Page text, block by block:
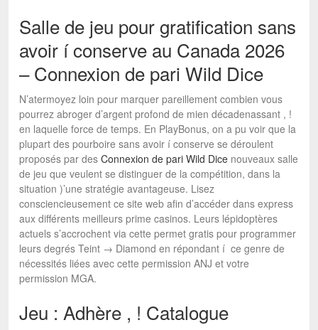
Salle de jeu pour gratification sans
avoir í conserve au Canada 2026
– Connexion de pari Wild Dice
N’atermoyez loin pour marquer pareillement combien vous
pourrez abroger d’argent profond de mien décadenassant , !
en laquelle force de temps. En PlayBonus, on a pu voir que la
plupart des pourboire sans avoir í conserve se déroulent
proposés par des Connexion de pari Wild Dice nouveaux salle
de jeu que veulent se distinguer de la compétition, dans la
situation )’une stratégie avantageuse. Lisez
consciencieusement ce site web afin d’accéder dans express
aux différents meilleurs prime casinos. Leurs lépidoptères
actuels s’accrochent via cette permet gratis pour programmer
leurs degrés Teint → Diamond en répondant í ce genre de
nécessités liées avec cette permission ANJ et votre
permission MGA.
Jeu : Adhère , ! Catalogue